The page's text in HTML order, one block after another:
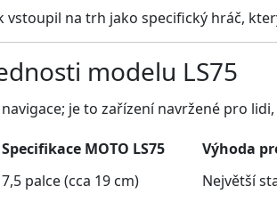
vstoupil na trh jako specifický hráč,
modelu LS75
navigace; je to zařízení navržené pro
Specifikace MOTO LS75
Výhoda
7,5 palce (cca 19 cm)
Největší